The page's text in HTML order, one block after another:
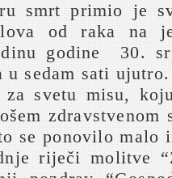
smrt primio je
od raka na
godine 30.
sedam sati ujutro.
za svetu misu,
zdravstvenom
se ponovilo malo
riječi molitve